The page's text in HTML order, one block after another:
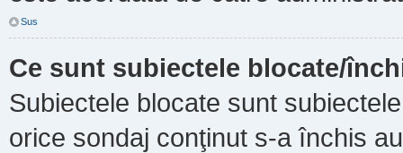
Sus
Ce sunt subiectele blocate/
Subiectele blocate sunt
orice sondaj conţinut s-a închis